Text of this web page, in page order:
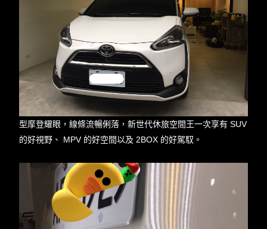
型摩登耀眼，線條流暢俐落，新世代休旅空間王一次享有 SUV
的好視野、 MPV 的好空間以及 2BOX 的好駕馭。